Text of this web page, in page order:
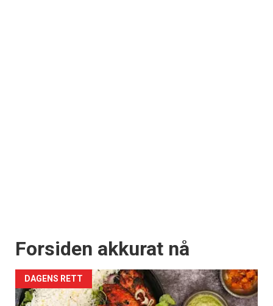
Forsiden akkurat nå
DAGENS RETT